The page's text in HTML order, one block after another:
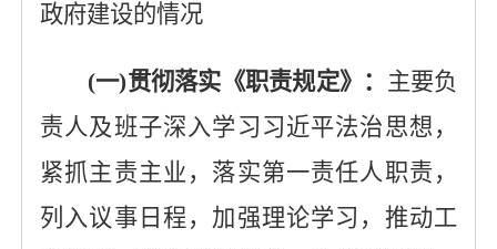
政府建设的情况
(一)贯彻落实《职责规定》：
主要负
责人及班子深入学习习近平法治思想，
紧抓主责主业，落实第一责任人职责，
列入议事日程，加强理论学习，推动工